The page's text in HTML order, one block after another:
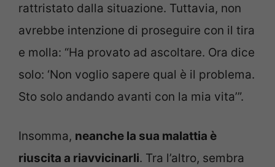
rattristato dalla situazione. Tuttavia, non
avrebbe intenzione di proseguire con il tira
e molla: “Ha provato ad ascoltare. Ora dice
solo: ‘Non voglio sapere qual è il problema.
Sto solo andando avanti con la mia vita’”.
Insomma, neanche la sua malattia è
riuscita a riavvicinarli. Tra l’altro, sembra